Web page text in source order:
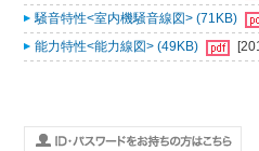
騒音特性<室内機騒音線図> (71KB)
能力特性<能力線図> (49KB)